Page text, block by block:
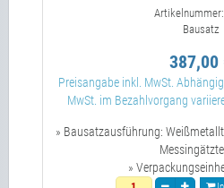
Bausatz
387,00
Preisangabe inkl. MwSt.
MwSt. im Bezahlvorgang
» Bausatzausführung:
»